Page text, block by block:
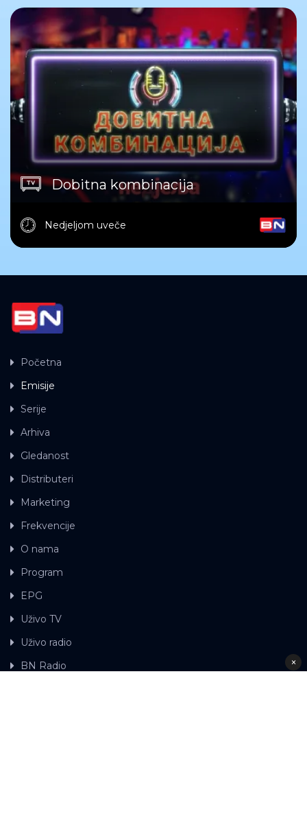
Dobitna kombinacija
Nedjeljom uveče
Početna
Emisije
Serije
Arhiva
Gledanost
Distributeri
Marketing
Frekvencije
O nama
Program
EPG
Uživo TV
Uživo radio
BN Radio
×